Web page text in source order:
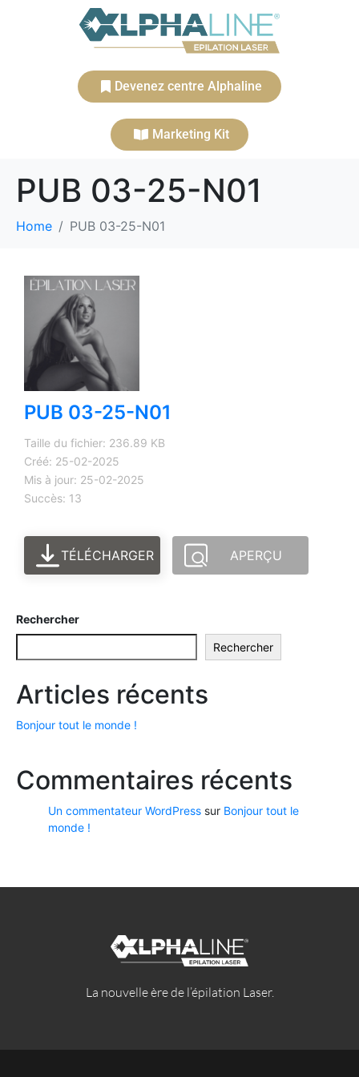
Devenez centre Alphaline
Marketing Kit
PUB 03-25-N01
Home PUB 03-25-N01
PUB 03-25-N01
Taille du fichier: 236.89 KB
Créé: 25-02-2025
Mis à jour: 25-02-2025
Succès: 13
TÉLÉCHARGER APERÇU
Rechercher
Rechercher
Articles récents
Bonjour tout le monde !
Commentaires récents
Un commentateur WordPress sur Bonjour tout le
monde !
La nouvelle ère de l’épilation Laser.